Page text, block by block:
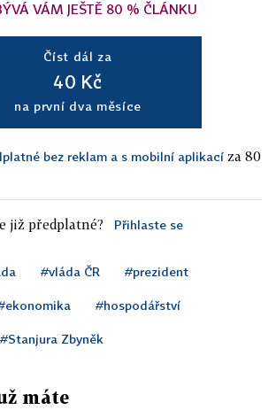
VÁM JEŠTĚ 80 % ČLÁNKU
Číst dál za
40 Kč
na první dva měsíce
bez reklam a s mobilní aplikací za 80
již předplatné? Přihlaste se
#vláda ČR #prezident
#hospodářství
#Stanjura Zbyněk
máte